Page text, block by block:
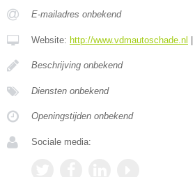
E-mailadres onbekend
Website: http://www.vdmautoschade.nl
Beschrijving onbekend
Diensten onbekend
Openingstijden onbekend
Sociale media: